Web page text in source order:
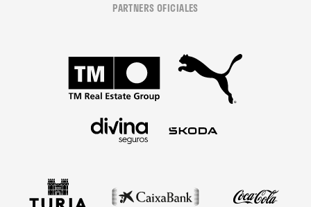
PARTNERS OFICIALES